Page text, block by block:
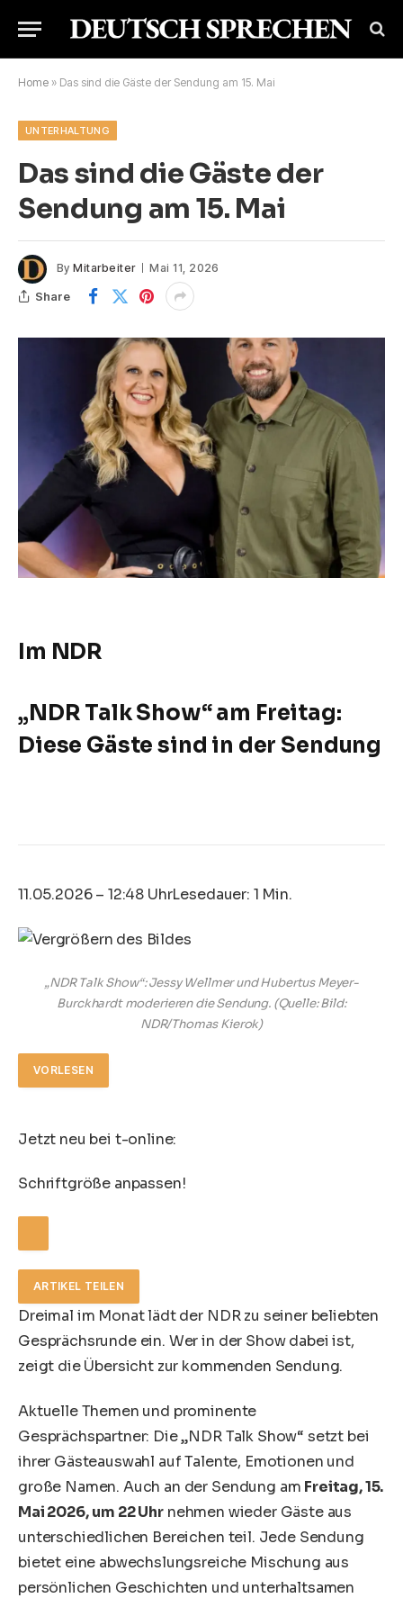
Home » Das sind die Gäste der Sendung am 15. Mai
UNTERHALTUNG
Das sind die Gäste der
Sendung am 15. Mai
By Mitarbeiter Mai 11, 2026
Share
Im NDR
„NDR Talk Show“ am Freitag:
Diese Gäste sind in der Sendung
11.05.2026 – 12:48 UhrLesedauer: 1 Min.
„NDR Talk Show“: Jessy Wellmer und Hubertus Meyer-
Burckhardt moderieren die Sendung.(Quelle: Bild:
NDR/Thomas Kierok)
VORLESEN
Jetzt neu bei t-online:
Schriftgröße anpassen!
ARTIKEL TEILEN
Dreimal im Monat lädt der NDR zu seiner beliebten
Gesprächsrunde ein. Wer in der Show dabei ist,
zeigt die Übersicht zur kommenden Sendung.
Aktuelle Themen und prominente
Gesprächspartner: Die „NDR Talk Show“ setzt bei
ihrer Gästeauswahl auf Talente, Emotionen und
große Namen. Auch an der Sendung am Freitag, 15.
Mai 2026, um 22 Uhrnehmen wieder Gäste aus
unterschiedlichen Bereichen teil. Jede Sendung
bietet eine abwechslungsreiche Mischung aus
persönlichen Geschichten und unterhaltsamen